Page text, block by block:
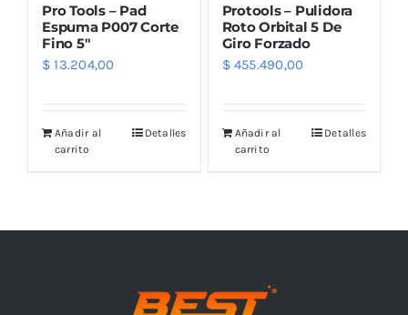
Marcas
Pro Tools – Pad
Espuma P007 Corte
Fino 5″
$ 13.204,00
Añadir al
carrito
Detalles
Protools – Pulidora
Roto Orbital 5 De
Giro Forzado
$455.490,00
Añadir al
carrito
Detalles